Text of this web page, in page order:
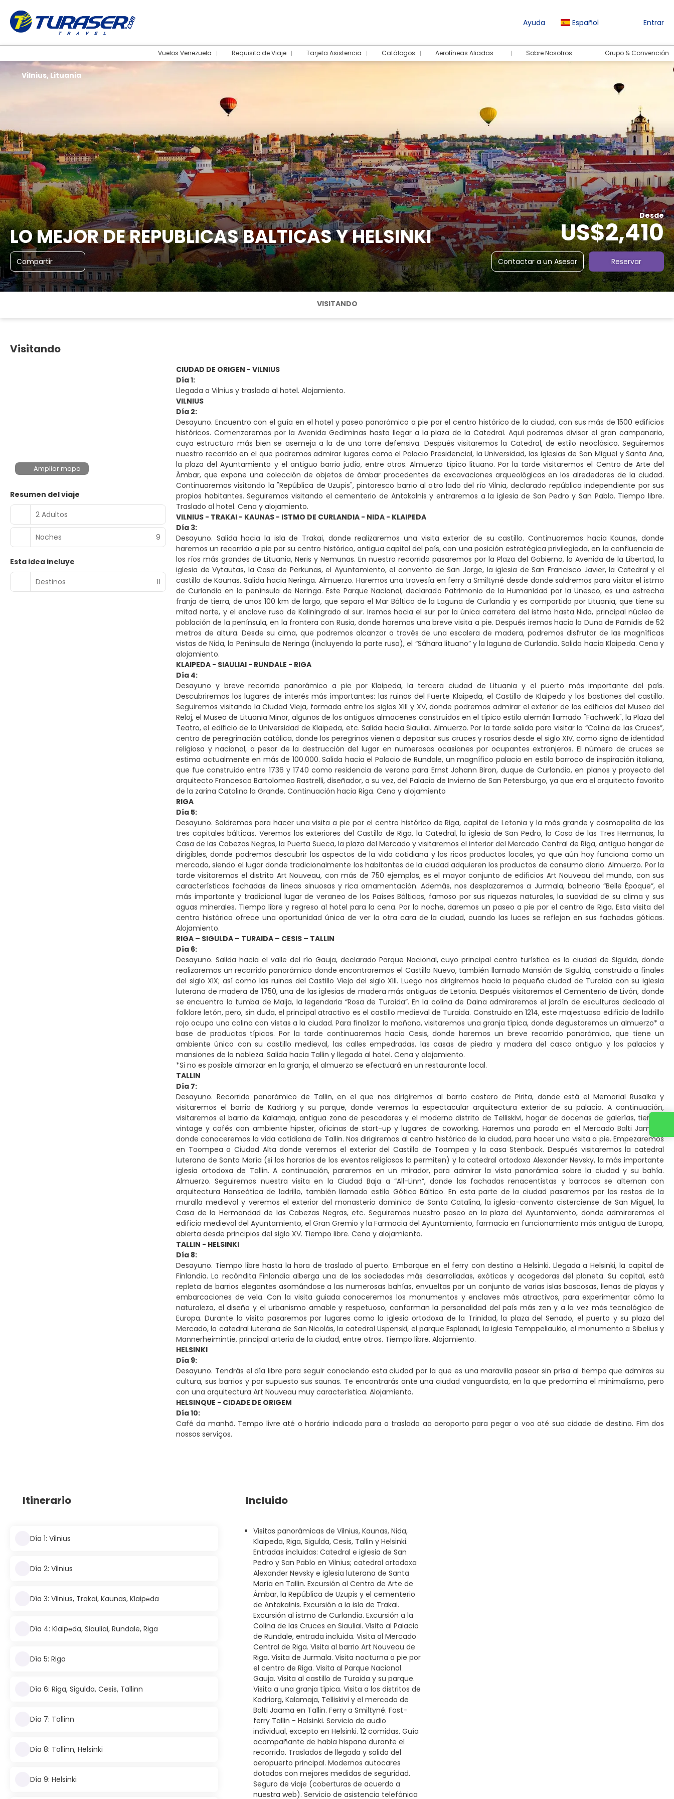
Ayuda Español Entrar
Vuelos Venezuela Requisito de Viaje Tarjeta Asistencia Catálogos Aerolíneas Aliadas Sobre Nosotros Grupo & Convención
LO MEJOR DE REPUBLICAS BALTICAS Y HELSINKI
Desde
US$2,410
Compartir Contactar a un Asesor Reservar
Vilnius, Lituania
VISITANDO
Visitando
Ampliar mapa
Resumen del viaje
2 Adultos
Noches 9
Esta idea incluye
Destinos
11
CIUDAD DE ORIGEN - VILNIUS
Día 1:
Llegada a Vilnius y traslado al hotel. Alojamiento.
VILNIUS
Día 2:
Desayuno. Encuentro con el guía en el hotel y paseo panorámico a pie por el centro histórico de la ciudad, con sus más de 1500 edificios
históricos. Comenzaremos por la Avenida Gediminas hasta llegar a la plaza de la Catedral. Aquí podremos divisar el gran campanario,
cuya estructura más bien se asemeja a la de una torre defensiva. Después visitaremos la Catedral, de estilo neoclásico. Seguiremos
nuestro recorrido en el que podremos admirar lugares como el Palacio Presidencial, la Universidad, las iglesias de San Miguel y Santa Ana,
la plaza del Ayuntamiento y el antiguo barrio judío, entre otros. Almuerzo típico lituano. Por la tarde visitaremos el Centro de Arte del
Ámbar, que expone una colección de objetos de ámbar procedentes de excavaciones arqueológicas en los alrededores de la ciudad.
Continuaremos visitando la "República de Uzupis", pintoresco barrio al otro lado del río Vilnia, declarado república independiente por sus
propios habitantes. Seguiremos visitando el cementerio de Antakalnis y entraremos a la iglesia de San Pedro y San Pablo. Tiempo libre.
Traslado al hotel. Cena y alojamiento.
VILNIUS - TRAKAI - KAUNAS - ISTMO DE CURLANDIA - NIDA - KLAIPEDA
Día 3:
Desayuno. Salida hacia la isla de Trakai, donde realizaremos una visita exterior de su castillo. Continuaremos hacia Kaunas, donde
haremos un recorrido a pie por su centro histórico, antigua capital del país, con una posición estratégica privilegiada, en la confluencia de
los ríos más grandes de Lituania, Neris y Nemunas. En nuestro recorrido pasaremos por la Plaza del Gobierno, la Avenida de la Libertad, la
iglesia de Vytautas, la Casa de Perkunas, el Ayuntamiento, el convento de San Jorge, la iglesia de San Francisco Javier, la Catedral y el
castillo de Kaunas. Salida hacia Neringa. Almuerzo. Haremos una travesía en ferry a Smiltyné desde donde saldremos para visitar el istmo
de Curlandia en la península de Neringa. Este Parque Nacional, declarado Patrimonio de la Humanidad por la Unesco, es una estrecha
franja de tierra, de unos 100 km de largo, que separa el Mar Báltico de la Laguna de Curlandia y es compartido por Lituania, que tiene su
mitad norte, y el enclave ruso de Kaliningrado al sur. Iremos hacia el sur por la única carretera del istmo hasta Nida, principal núcleo de
población de la península, en la frontera con Rusia, donde haremos una breve visita a pie. Después iremos hacia la Duna de Parnidis de 52
metros de altura. Desde su cima, que podremos alcanzar a través de una escalera de madera, podremos disfrutar de las magníficas
vistas de Nida, la Península de Neringa (incluyendo la parte rusa), el “Sáhara lituano” y la laguna de Curlandia. Salida hacia Klaipeda. Cena y
alojamiento.
KLAIPEDA - SIAULIAI - RUNDALE - RIGA
Día 4:
Desayuno y breve recorrido panorámico a pie por Klaipeda, la tercera ciudad de Lituania y el puerto más importante del país.
Descubriremos los lugares de interés más importantes: las ruinas del Fuerte Klaipeda, el Castillo de Klaipeda y los bastiones del castillo.
Seguiremos visitando la Ciudad Vieja, formada entre los siglos XIII y XV, donde podremos admirar el exterior de los edificios del Museo del
Reloj, el Museo de Lituania Minor, algunos de los antiguos almacenes construidos en el típico estilo alemán llamado "Fachwerk", la Plaza del
Teatro, el edificio de la Universidad de Klaipeda, etc. Salida hacia Siauliai. Almuerzo. Por la tarde salida para visitar la “Colina de las Cruces”,
centro de peregrinación católica, donde los peregrinos vienen a depositar sus cruces y rosarios desde el siglo XIV, como signo de identidad
religiosa y nacional, a pesar de la destrucción del lugar en numerosas ocasiones por ocupantes extranjeros. El número de cruces se
estima actualmente en más de 100.000. Salida hacia el Palacio de Rundale, un magnífico palacio en estilo barroco de inspiración italiana,
que fue construido entre 1736 y 1740 como residencia de verano para Ernst Johann Biron, duque de Curlandia, en planos y proyecto del
arquitecto Francesco Bartolomeo Rastrelli, diseñador, a su vez, del Palacio de Invierno de San Petersburgo, ya que era el arquitecto favorito
de la zarina Catalina la Grande. Continuación hacia Riga. Cena y alojamiento
RIGA
Día 5:
Desayuno. Saldremos para hacer una visita a pie por el centro histórico de Riga, capital de Letonia y la más grande y cosmopolita de las
tres capitales bálticas. Veremos los exteriores del Castillo de Riga, la Catedral, la iglesia de San Pedro, la Casa de las Tres Hermanas, la
Casa de las Cabezas Negras, la Puerta Sueca, la plaza del Mercado y visitaremos el interior del Mercado Central de Riga, antiguo hangar de
dirigibles, donde podremos descubrir los aspectos de la vida cotidiana y los ricos productos locales, ya que aún hoy funciona como un
mercado, siendo el lugar donde tradicionalmente los habitantes de la ciudad adquieren los productos de consumo diario. Almuerzo. Por la
tarde visitaremos el distrito Art Nouveau, con más de 750 ejemplos, es el mayor conjunto de edificios Art Nouveau del mundo, con sus
características fachadas de líneas sinuosas y rica ornamentación. Además, nos desplazaremos a Jurmala, balneario “Belle Époque”, el
más importante y tradicional lugar de veraneo de los Países Bálticos, famoso por sus riquezas naturales, la suavidad de su clima y sus
aguas minerales. Tiempo libre y regreso al hotel para la cena. Por la noche, daremos un paseo a pie por el centro de Riga. Esta visita del
centro histórico ofrece una oportunidad única de ver la otra cara de la ciudad, cuando las luces se reflejan en sus fachadas góticas.
Alojamiento.
RIGA – SIGULDA – TURAIDA – CESIS – TALLIN
Día 6:
Desayuno. Salida hacia el valle del río Gauja, declarado Parque Nacional, cuyo principal centro turístico es la ciudad de Sigulda, donde
realizaremos un recorrido panorámico donde encontraremos el Castillo Nuevo, también llamado Mansión de Sigulda, construido a finales
del siglo XIX; así como las ruinas del Castillo Viejo del siglo XIII. Luego nos dirigiremos hacia la pequeña ciudad de Turaida con su iglesia
luterana de madera de 1750, una de las iglesias de madera más antiguas de Letonia. Después visitaremos el Cementerio de Livón, donde
se encuentra la tumba de Maija, la legendaria “Rosa de Turaida”. En la colina de Daina admiraremos el jardín de esculturas dedicado al
folklore letón, pero, sin duda, el principal atractivo es el castillo medieval de Turaida. Construido en 1214, este majestuoso edificio de ladrillo
rojo ocupa una colina con vistas a la ciudad. Para finalizar la mañana, visitaremos una granja típica, donde degustaremos un almuerzo* a
base de productos típicos. Por la tarde continuaremos hacia Cesis, donde haremos un breve recorrido panorámico, que tiene un
ambiente único con su castillo medieval, las calles empedradas, las casas de piedra y madera del casco antiguo y los palacios y
mansiones de la nobleza. Salida hacia Tallin y llegada al hotel. Cena y alojamiento.
*Si no es posible almorzar en la granja, el almuerzo se efectuará en un restaurante local.
TALLIN
Día 7:
Desayuno. Recorrido panorámico de Tallin, en el que nos dirigiremos al barrio costero de Pirita, donde está el Memorial Rusalka y
visitaremos el barrio de Kadriorg y su parque, donde veremos la espectacular arquitectura exterior de su palacio. A continuación,
visitaremos el barrio de Kalamaja, antigua zona de pescadores y el moderno distrito de Telliskivi, hogar de docenas de galerías, tiendas
vintage y cafés con ambiente hipster, oficinas de start-up y lugares de coworking. Haremos una parada en el Mercado Balti Jamma,
donde conoceremos la vida cotidiana de Tallin. Nos dirigiremos al centro histórico de la ciudad, para hacer una visita a pie. Empezaremos
en Toompea o Ciudad Alta donde veremos el exterior del Castillo de Toompea y la casa Stenbock. Después visitaremos la catedral
luterana de Santa María (si los horarios de los eventos religiosos lo permiten) y la catedral ortodoxa Alexander Nevsky, la más importante
iglesia ortodoxa de Tallin. A continuación, pararemos en un mirador, para admirar la vista panorámica sobre la ciudad y su bahía.
Almuerzo. Seguiremos nuestra visita en la Ciudad Baja a “All-Linn”, donde las fachadas renacentistas y barrocas se alternan con
arquitectura Hanseática de ladrillo, también llamado estilo Gótico Báltico. En esta parte de la ciudad pasaremos por los restos de la
muralla medieval y veremos el exterior del monasterio dominico de Santa Catalina, la iglesia-convento cisterciense de San Miguel, la
Casa de la Hermandad de las Cabezas Negras, etc. Seguiremos nuestro paseo en la plaza del Ayuntamiento, donde admiraremos el
edificio medieval del Ayuntamiento, el Gran Gremio y la Farmacia del Ayuntamiento, farmacia en funcionamiento más antigua de Europa,
abierta desde principios del siglo XV. Tiempo libre. Cena y alojamiento.
TALLIN - HELSINKI
Día 8:
Desayuno. Tiempo libre hasta la hora de traslado al puerto. Embarque en el ferry con destino a Helsinki. Llegada a Helsinki, la capital de
Finlandia. La recóndita Finlandia alberga una de las sociedades más desarrolladas, exóticas y acogedoras del planeta. Su capital, está
repleta de barrios elegantes asomándose a las numerosas bahías, envueltas por un conjunto de varias islas boscosas, llenas de playas y
embarcaciones de vela. Con la visita guiada conoceremos los monumentos y enclaves más atractivos, para experimentar cómo la
naturaleza, el diseño y el urbanismo amable y respetuoso, conforman la personalidad del país más zen y a la vez más tecnológico de
Europa. Durante la visita pasaremos por lugares como la iglesia ortodoxa de la Trinidad, la plaza del Senado, el puerto y su plaza del
Mercado, la catedral luterana de San Nicolás, la catedral Uspenski, el parque Esplanadi, la iglesia Temppeliaukio, el monumento a Sibelius y
Mannerheimintie, principal arteria de la ciudad, entre otros. Tiempo libre. Alojamiento.
HELSINKI
Día 9:
Desayuno. Tendrás el día libre para seguir conociendo esta ciudad por la que es una maravilla pasear sin prisa al tiempo que admiras su
cultura, sus barrios y por supuesto sus saunas. Te encontrarás ante una ciudad vanguardista, en la que predomina el minimalismo, pero
con una arquitectura Art Nouveau muy característica. Alojamiento.
HELSINQUE - CIDADE DE ORIGEM
Día 10:
Café da manhã. Tempo livre até o horário indicado para o traslado ao aeroporto para pegar o voo até sua cidade de destino. Fim dos
nossos serviços.
Itinerario
Día 1: Vilnius
Día 2: Vilnius
Día 3: Vilnius, Trakai, Kaunas, Klaipėda
Día 4: Klaipėda, Siauliai, Rundale, Riga
Día 5: Riga
Día 6: Riga, Sigulda, Cesis, Tallinn
Día 7: Tallinn
Día 8: Tallinn, Helsinki
Día 9: Helsinki
Incluido
Visitas panorámicas de Vilnius, Kaunas, Nida,
Klaipeda, Riga, Sigulda, Cesis, Tallin y Helsinki.
Entradas incluidas: Catedral e iglesia de San
Pedro y San Pablo en Vilnius; catedral ortodoxa
Alexander Nevsky e iglesia luterana de Santa
María en Tallin. Excursión al Centro de Arte de
Ámbar, la República de Uzupis y el cementerio
de Antakalnis. Excursión a la isla de Trakai.
Excursión al istmo de Curlandia. Excursión a la
Colina de las Cruces en Siauliai. Visita al Palacio
de Rundale, entrada incluida. Visita al Mercado
Central de Riga. Visita al barrio Art Nouveau de
Riga. Visita de Jurmala. Visita nocturna a pie por
el centro de Riga. Visita al Parque Nacional
Gauja. Visita al castillo de Turaida y su parque.
Visita a una granja típica. Visita a los distritos de
Kadriorg, Kalamaja, Telliskivi y el mercado de
Balti Jaama en Tallin. Ferry a Smiltyné. Fast-
ferry Tallin - Helsinki. Servicio de audio
individual, excepto en Helsinki. 12 comidas. Guía
acompañante de habla hispana durante el
recorrido. Traslados de llegada y salida del
aeropuerto principal. Modernos autocares
dotados con mejores medidas de seguridad.
Seguro de viaje (coberturas de acuerdo a
nuestra web). Servicio de asistencia telefónica